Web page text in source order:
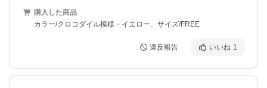
購入した商品
カラー/クロコダイル模様・イエロー、サイズ/FREE
違反報告 いいね 1